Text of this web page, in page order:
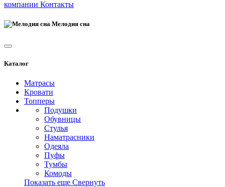
компании Контакты
Мелодия сна
Каталог
Матрасы
Кровати
Топперы
Подушки
Обувницы
Стулья
Наматрасники
Одеяла
Пуфы
Тумбы
Комоды
Показать еще Свернуть